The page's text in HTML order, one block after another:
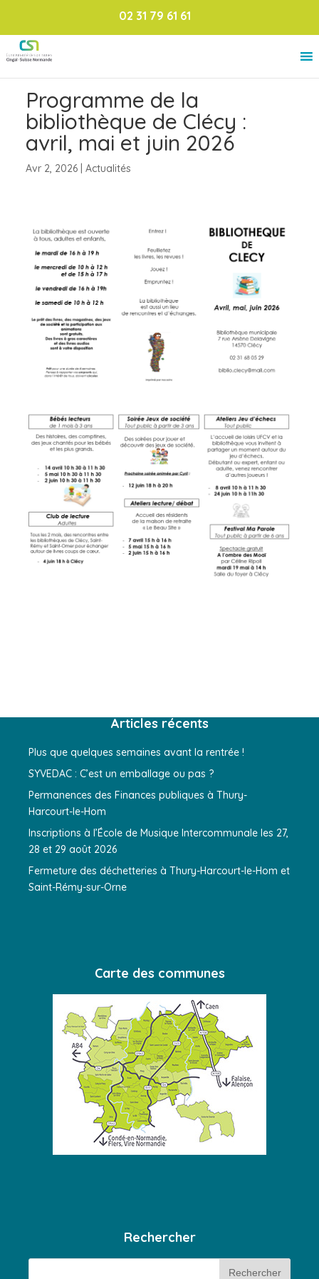
02 31 79 61 61
Programme de la
bibliothèque de Clécy :
avril, mai et juin 2026
Avr 2, 2026| Actualités
Articles récents
Plus que quelques semaines avant la rentrée !
SYVEDAC : C’est un emballage ou pas ?
Permanences des Finances publiques à Thury-
Harcourt-le-Hom
Inscriptions à l’École de Musique Intercommunale les 27,
28 et 29 août 2026
Fermeture des déchetteries à Thury-Harcourt-le-Hom et
Saint-Rémy-sur-Orne
Carte des communes
Rechercher